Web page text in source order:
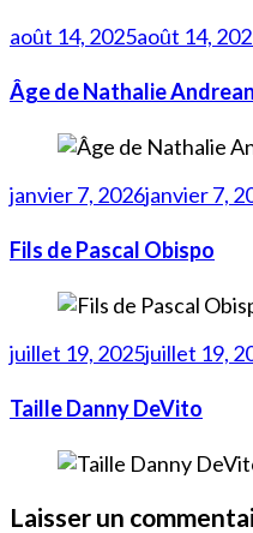
août 14, 2025août 14,
Âge de Nathalie
janvier 7, 2026janvier 7,
Fils de Pascal Obispo
juillet 19, 2025juillet 19,
Taille Danny DeVito
Laisser un